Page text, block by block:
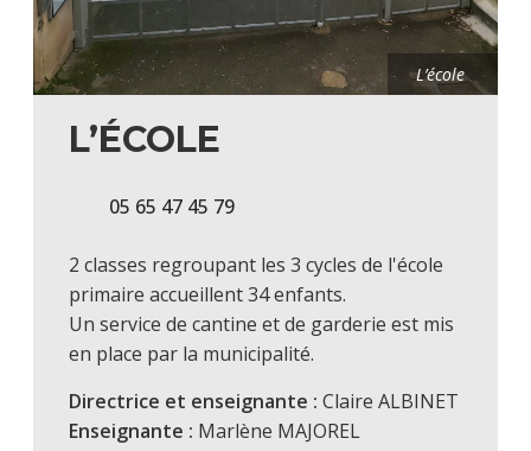
L’école
L’ÉCOLE
05 65 47 45 79
2 classes regroupant les 3 cycles de l'école
primaire accueillent 34 enfants.
Un service de cantine et de garderie est mis
en place par la municipalité.
Directrice et enseignante : Claire ALBINET
Enseignante : Marlène MAJOREL